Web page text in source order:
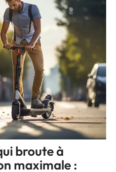
broute à
maximale :